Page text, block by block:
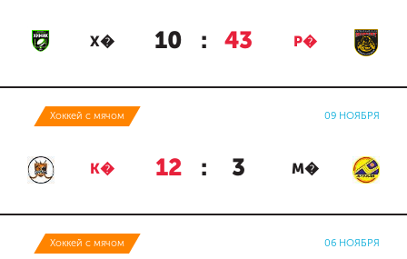
Х� 10 : 43 Р�
Хоккей с мячом 09 НОЯБРЯ
К� 12 : 3 М�
Хоккей с мячом 06 НОЯБРЯ